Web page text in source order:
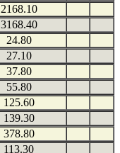
2168.10
3168.40
24.80
27.10
37.80
55.80
125.60
139.30
378.80
113.30